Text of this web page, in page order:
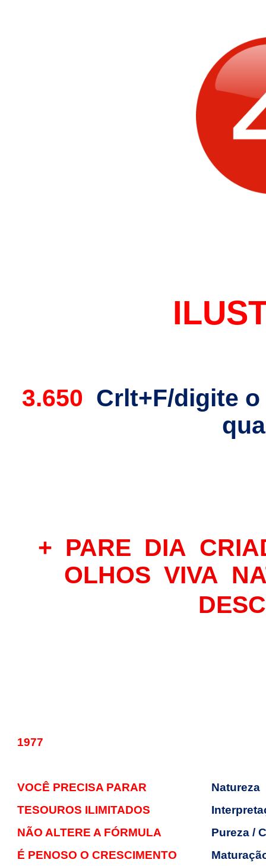
3.650 Crlt+F/digite
+ PARE DIA
OLHOS VIVA
1977
VOCÊ PRECISA PARAR
Natureza
TESOUROS ILIMITADOS
NÃO ALTERE A FÓRMULA
Pureza /
É PENOSO O CRESCIMENTO